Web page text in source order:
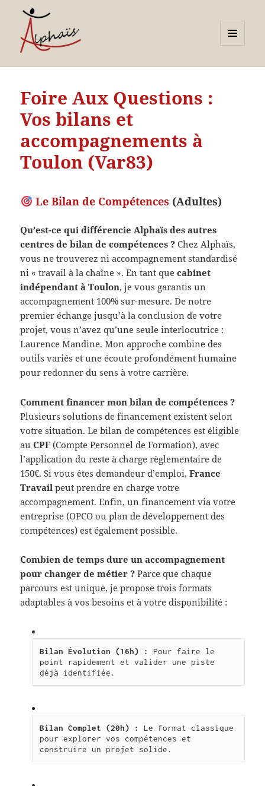
compétences et
orientations adultes et
jeunes
WIDGETS
Foire Aux Questions :
Vos bilans et
accompagnements à
Toulon (Var83)
Le Bilan de Compétences (Adultes)
Qu’est-ce qui différencie Alphaïs des autres
centres de bilan de compétences ? Chez Alphaïs,
vous ne trouverez ni accompagnement standardisé
ni « travail à la chaîne ». En tant quecabinet
indépendant à Toulon, je vous garantis un
accompagnement 100% sur-mesure. De notre
premier échange jusqu’à la conclusion de votre
projet, vous n’avez qu’une seule interlocutrice :
Laurence Mandine. Mon approche combine des
outils variés et une écoute profondément humaine
pour redonner du sens à votre carrière.
Comment financer mon bilan de compétences ?
Plusieurs solutions de financement existent selon
votre situation. Le bilan de compétences est éligible
auCPF (Compte Personnel de Formation), avec
l’application du reste à charge règlementaire de
150€. Si vous êtes demandeur d’emploi,France
Travail peut prendre en charge votre
accompagnement. Enfin, un financement via votre
entreprise (OPCO ou plan de développement des
compétences) est également possible.
Combien de temps dure un accompagnement
pour changer de métier ? Parce que chaque
parcours est unique, je propose trois formats
adaptables à vos besoins et à votre disponibilité :
Bilan Évolution (16h) :
Pour faire le
point rapidement et valider une piste
déjà identifiée.
Bilan Complet (20h) :
Le format classique
pour explorer vos compétences et
construire un projet solide.